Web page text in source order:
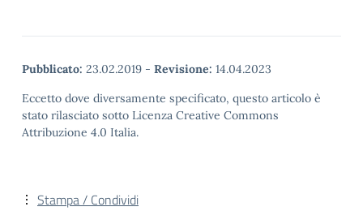
Pubblicato: 23.02.2019 - Revisione: 14.04.2023
Eccetto dove diversamente specificato, questo articolo è
stato rilasciato sotto Licenza Creative Commons
Attribuzione 4.0 Italia.
Stampa / Condividi